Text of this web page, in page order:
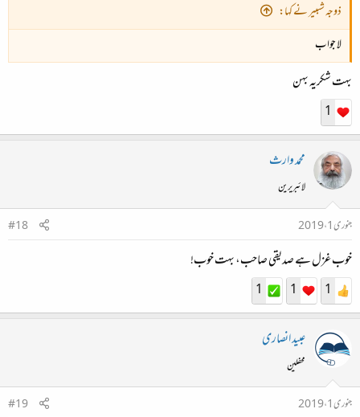
ذوجہ شںبیر نے کہا:
لا جواب
بہت شکریہ بہن
1
محمد وارث
لائبریرین
جنوری 1، 2019
#18
خوب غزل ہے صدیقی صاحب، بہت خوب!
1
1
1
عبید انصاری
محفلین
جنوری 1، 2019
#19